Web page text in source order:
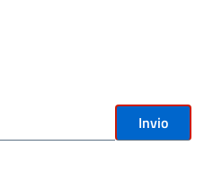
Invio